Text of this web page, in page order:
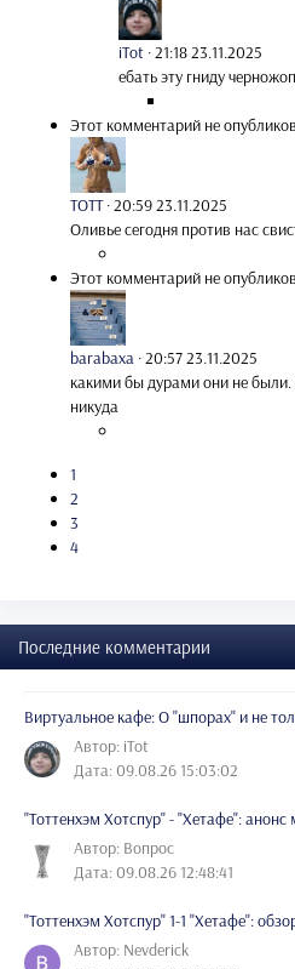
iTot ·21:18 23.11.2025
ебать эту гниду
Этот комментарий не
TOTT ·20:59 23.11.2025
Оливье сегодня против нас
Этот комментарий не
barabaxa ·20:57 23.11.2025
какими бы дурами они не были.
никуда
1
2
3
4
Последние комментарии
Виртуальное кафе: О "шпорах" и не
Автор: iTot
Дата: 09.08.26 15:03:02
"Тоттенхэм Хотспур" - "Хетафе": анонс
Автор: Вопрос
Дата: 09.08.26 12:48:41
"Тоттенхэм Хотспур" 1-1 "Хетафе":
Автор: Nevderick